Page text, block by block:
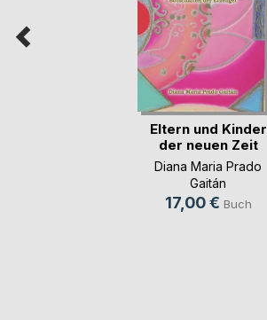
Eltern und Kinder
der neuen Zeit
Diana Maria Prado
Gaitán
17,00 € Buch